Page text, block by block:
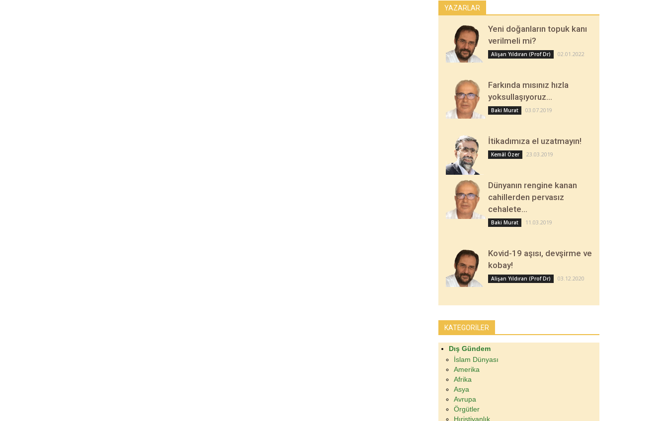
YAZARLAR
Yeni doğanların topuk kanı
verilmeli mi?
Alişan Yıldıran (Prof Dr) 02.01.2022
Farkında mısınız hızla
yoksullaşıyoruz…
Baki Murat 03.07.2019
İtikadımıza el uzatmayın!
Kemâl Özer 23.03.2019
Dünyanın rengine kanan
cahillerden pervasız
cehalete…
Baki Murat 11.03.2019
Kovid-19 aşısı, devşirme ve
kobay!
Alişan Yıldıran (Prof Dr) 03.12.2020
KATEGORİLER
Dış Gündem
İslam Dünyası
Amerika
Afrika
Asya
Avrupa
Örgütler
Hıristiyanlık